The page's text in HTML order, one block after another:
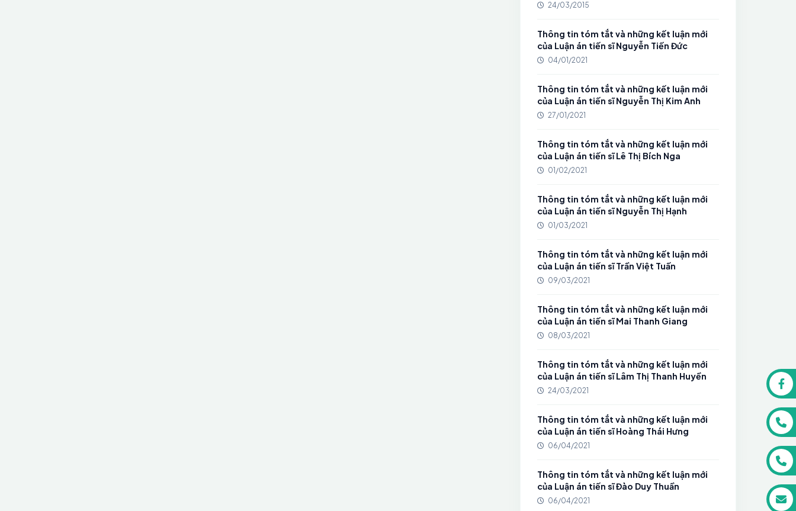
24/03/2015
Thông tin tóm tắt và những kết luận mới
của Luận án tiến sĩ Nguyễn Tiến Đức
04/01/2021
Thông tin tóm tắt và những kết luận mới
của Luận án tiến sĩ Nguyễn Thị Kim Anh
27/01/2021
Thông tin tóm tắt và những kết luận mới
của Luận án tiến sĩ Lê Thị Bích Nga
01/02/2021
Thông tin tóm tắt và những kết luận mới
của Luận án tiến sĩ Nguyễn Thị Hạnh
01/03/2021
Thông tin tóm tắt và những kết luận mới
của Luận án tiến sĩ Trần Việt Tuấn
09/03/2021
Thông tin tóm tắt và những kết luận mới
của Luận án tiến sĩ Mai Thanh Giang
08/03/2021
Thông tin tóm tắt và những kết luận mới
của Luận án tiến sĩ Lâm Thị Thanh Huyền
24/03/2021
Thông tin tóm tắt và những kết luận mới
của Luận án tiến sĩ Hoàng Thái Hưng
06/04/2021
Thông tin tóm tắt và những kết luận mới
của Luận án tiến sĩ Đào Duy Thuần
06/04/2021